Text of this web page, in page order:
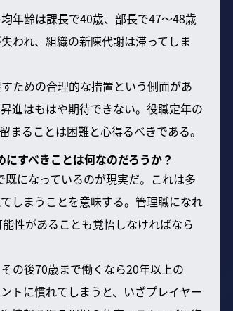
年齢は課長で40歳、部長で47〜48歳
われ、組織の新陳代謝は滞ってしま
ための合理的な措置という側面があ
進はもはや期待できない。役職定年の
ることは困難と心得るべきである。
すべきことは何なのだろうか？
になっているのが現実だ。これは多
しまうことを意味する。管理職になれ
性があることも覚悟しなければなら
の後70歳まで働くなら20年以上の
トに慣れてしまうと、いざプレイヤー